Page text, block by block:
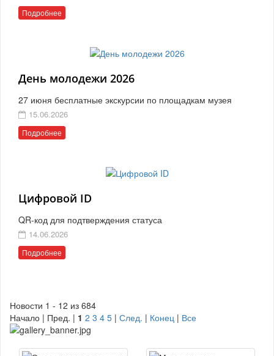
Подробнее
День молодежи 2026
27 июня бесплатные экскурсии по площадкам музея
15.06.2026
Подробнее
Цифровой ID
QR-код для подтверждения статуса
14.06.2026
Подробнее
Новости 1 - 12 из 684
Начало | Пред. | 1 2 3 4 5 | След. | Конец | Все